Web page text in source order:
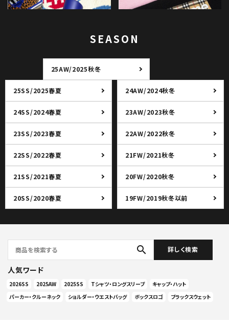
SEASON
25AW/2025秋冬
25SS/2025春夏 24AW/2024秋冬
24SS/2024春夏 23AW/2023秋冬
23SS/2023春夏 22AW/2022秋冬
22SS/2022春夏 21FW/2021秋冬
21SS/2021春夏 20FW/2020秋冬
20SS/2020春夏 19FW/2019秋冬以前
search 詳しく検索
人気ワード
2026SS 2025AW 2025SS Tシャツ・ロングスリーブ
キャップ・ハット
パーカー・クルーネック
ショルダー・ウエストバッグ ボックスロゴ ブラックスウェット